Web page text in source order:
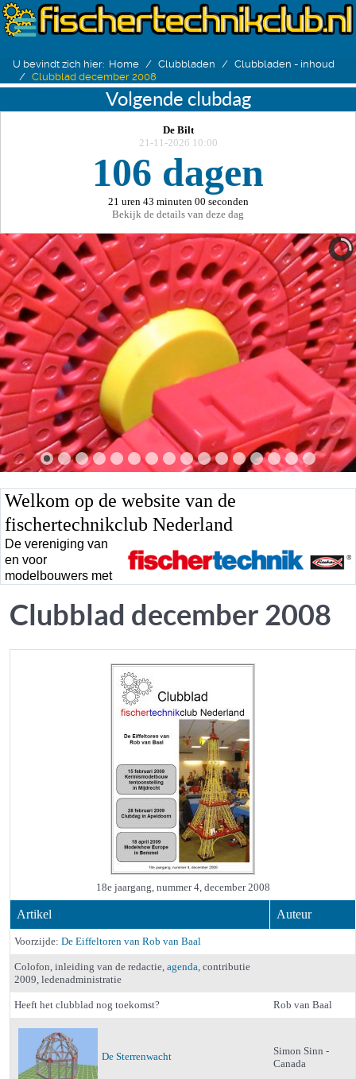
U bevindt zich hier: Home Clubbladen
Clubbladen - inhoud
Clubblad december 2008
Volgende clubdag
De Bilt
21-11-2026 10:00
106 dagen
21 uren 43 minuten 00 seconden
Bekijk de details van deze dag
Welkom op de website van de
fischertechnikclub Nederland
De vereniging van
en voor
modelbouwers met
Clubblad december 2008
18e jaargang, nummer 4, december 2008
Artikel Auteur
Voorzijde: De Eiffeltoren van Rob van Baal
Colofon, inleiding van de redactie, agenda , contributie
2009, ledenadministratie
Heeft het clubblad nog toekomst? Rob van Baal
De Sterrenwacht
Simon Sinn -
Canada